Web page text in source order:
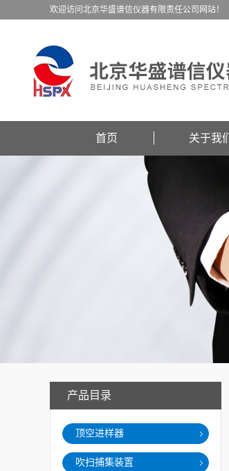
欢迎访问北京华盛谱信仪器有限责任公司网站！
首页 关于我们
产品目录
顶空进样器
吹扫捕集装置